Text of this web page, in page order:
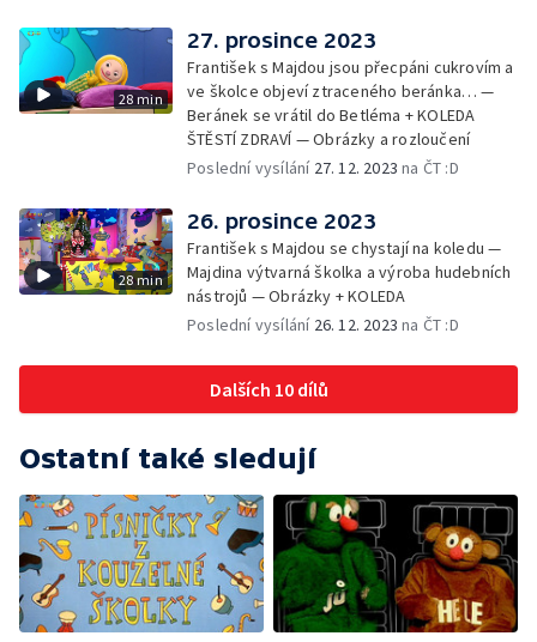
28 min
27. prosince 2023
František s Majdou jsou přecpáni cukrovím a
ve školce objeví ztraceného beránka… —
Beránek se vrátil do Betléma + KOLEDA
ŠTĚSTÍ ZDRAVÍ — Obrázky a rozloučení
Poslední vysílání 27. 12. 2023 na ČT :D
28 min
26. prosince 2023
František s Majdou se chystají na koledu —
Majdina výtvarná školka a výroba hudebních
nástrojů — Obrázky + KOLEDA
Poslední vysílání 26. 12. 2023 na ČT :D
Dalších 10 dílů
Ostatní také sledují